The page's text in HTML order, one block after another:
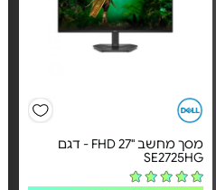
מסך מחשב "FHD 27 - דגם
SE2725HG